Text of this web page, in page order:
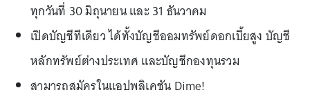
ทุกวันที่ 30 มิถุนายน และ 31 ธันวาคม
เปิดบัญชีทีเดียว ได้ทั้งบัญชีออมทรัพย์ดอกเบี้ยสูง บัญชี
หลักทรัพย์ต่างประเทศ และบัญชีกองทุนรวม
สามารถสมัครในแอปพลิเคชัน Dime!